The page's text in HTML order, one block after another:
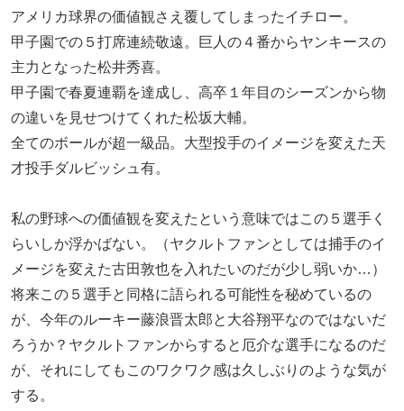
アメリカ球界の価値観さえ覆してしまったイチロー。
甲子園での５打席連続敬遠。巨人の４番からヤンキースの
主力となった松井秀喜。
甲子園で春夏連覇を達成し、高卒１年目のシーズンから物
の違いを見せつけてくれた松坂大輔。
全てのボールが超一級品。大型投手のイメージを変えた天
才投手ダルビッシュ有。
私の野球への価値観を変えたという意味ではこの５選手く
らいしか浮かばない。（ヤクルトファンとしては捕手のイ
メージを変えた古田敦也を入れたいのだが少し弱いか…）
将来この５選手と同格に語られる可能性を秘めているの
が、今年のルーキー藤浪晋太郎と大谷翔平なのではないだ
ろうか？ヤクルトファンからすると厄介な選手になるのだ
が、それにしてもこのワクワク感は久しぶりのような気が
する。